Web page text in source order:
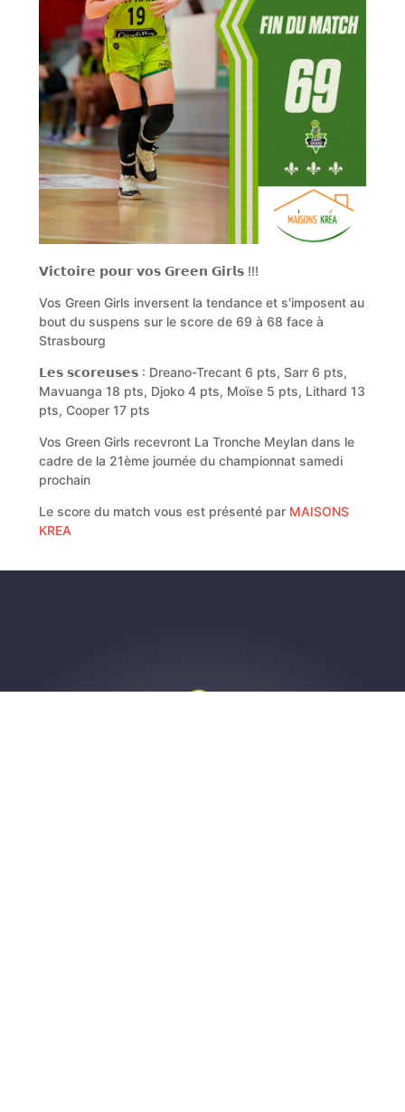
𝗩𝗶𝗰𝘁𝗼𝗶𝗿𝗲 𝗽𝗼𝘂𝗿 𝘃𝗼𝘀 𝗚𝗿𝗲𝗲𝗻 𝗚𝗶𝗿𝗹𝘀 !!!
Vos Green Girls inversent la tendance et s'imposent au
bout du suspens sur le score de 69 à 68 face à
Strasbourg
𝗟𝗲𝘀 𝘀𝗰𝗼𝗿𝗲𝘂𝘀𝗲𝘀 : Dreano-Trecant 6 pts, Sarr 6 pts,
Mavuanga 18 pts, Djoko 4 pts, Moïse 5 pts, Lithard 13
pts, Cooper 17 pts
Vos Green Girls recevront La Tronche Meylan dans le
cadre de la 21ème journée du championnat samedi
prochain
Le score du match vous est présenté par MAISONS
KREA